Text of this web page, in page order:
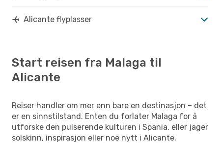
Alicante flyplasser
Start reisen fra Malaga til
Alicante
Reiser handler om mer enn bare en destinasjon – det
er en sinnstilstand. Enten du forlater Malaga for å
utforske den pulserende kulturen i Spania, eller jager
solskinn, inspirasjon eller noe nytt i Alicante,